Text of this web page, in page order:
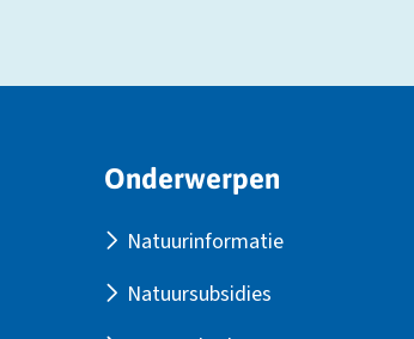
Onderwerpen
Natuurinformatie
Natuursubsidies